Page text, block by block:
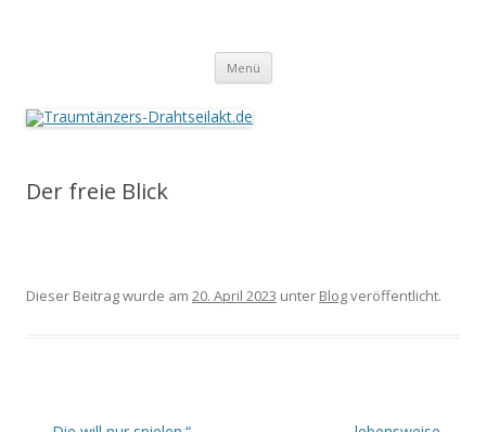
Menü Springe
Inhalt
Der freie Blick
Dieser Beitrag wurde am 20. April 2023 unter Blogveröffentlicht.